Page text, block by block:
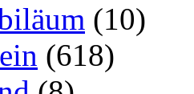
(10)
(618)